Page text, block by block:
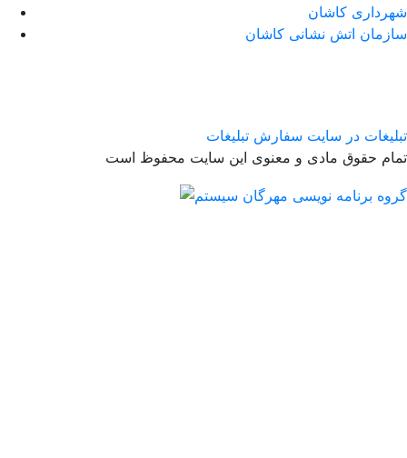
شهرداری کاشان
سازمان اتش نشانی کاشان
تبلیغات در سایت سفارش تبلیغات
تمام حقوق مادی و معنوی این سایت محفوظ است